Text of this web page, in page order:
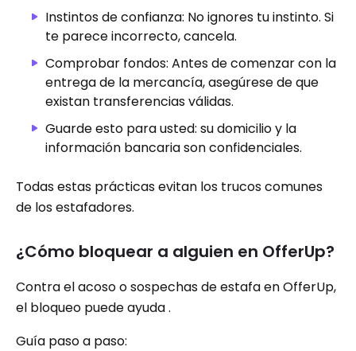
Instintos de confianza: No ignores tu instinto. Si
te parece incorrecto, cancela.
Comprobar fondos: Antes de comenzar con la
entrega de la mercancía, asegúrese de que
existan transferencias válidas.
Guarde esto para usted: su domicilio y la
información bancaria son confidenciales.
Todas estas prácticas evitan los trucos comunes
de los estafadores.
¿Cómo bloquear a alguien en OfferUp?
Contra el acoso o sospechas de estafa en OfferUp,
el bloqueo puede ayuda .
Guía paso a paso: